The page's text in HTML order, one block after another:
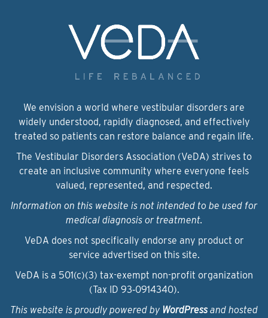
We envision a world where vestibular disorders are
widely understood, rapidly diagnosed, and effectively
treated so patients can restore balance and regain life.
The Vestibular Disorders Association (VeDA) strives to
create an inclusive community where everyone feels
valued, represented, and respected.
Information on this website is not intended to be used for
medical diagnosis or treatment.
VeDA does not specifically endorse any product or
service advertised on this site.
VeDA is a 501(c)(3) tax-exempt non-profit organization
(Tax ID 93‑0914340).
This website is proudly powered by WordPressand hosted